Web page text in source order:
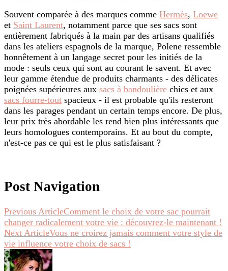
Souvent comparée à des marques comme Hermès, Loewe
et Saint Laurent, notamment parce que ses sacs sont
entièrement fabriqués à la main par des artisans qualifiés
dans les ateliers espagnols de la marque, Polene ressemble
honnêtement à un langage secret pour les initiés de la
mode : seuls ceux qui sont au courant le savent. Et avec
leur gamme étendue de produits charmants - des délicates
poignées supérieures aux sacs à bandoulière chics et aux
sacs fourre-tout spacieux - il est probable qu'ils resteront
dans les parages pendant un certain temps encore. De plus,
leur prix très abordable les rend bien plus intéressants que
leurs homologues contemporains. Et au bout du compte,
n'est-ce pas ce qui est le plus satisfaisant ?
Post Navigation
Previous ArticleComment le choix de votre sac pourrait
changer radicalement votre vie : découvrez-le maintenant !
Next ArticleVous ne croirez jamais comment votre style de
vie influence votre choix de sacs !